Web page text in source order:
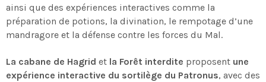
ainsi que des expériences interactives comme la
préparation de potions, la divination, le rempotage d’une
mandragore et la défense contre les forces du Mal.
La cabane de Hagrid et la Forêt interdite proposent une
expérience interactive du sortilège du Patronus, avec des